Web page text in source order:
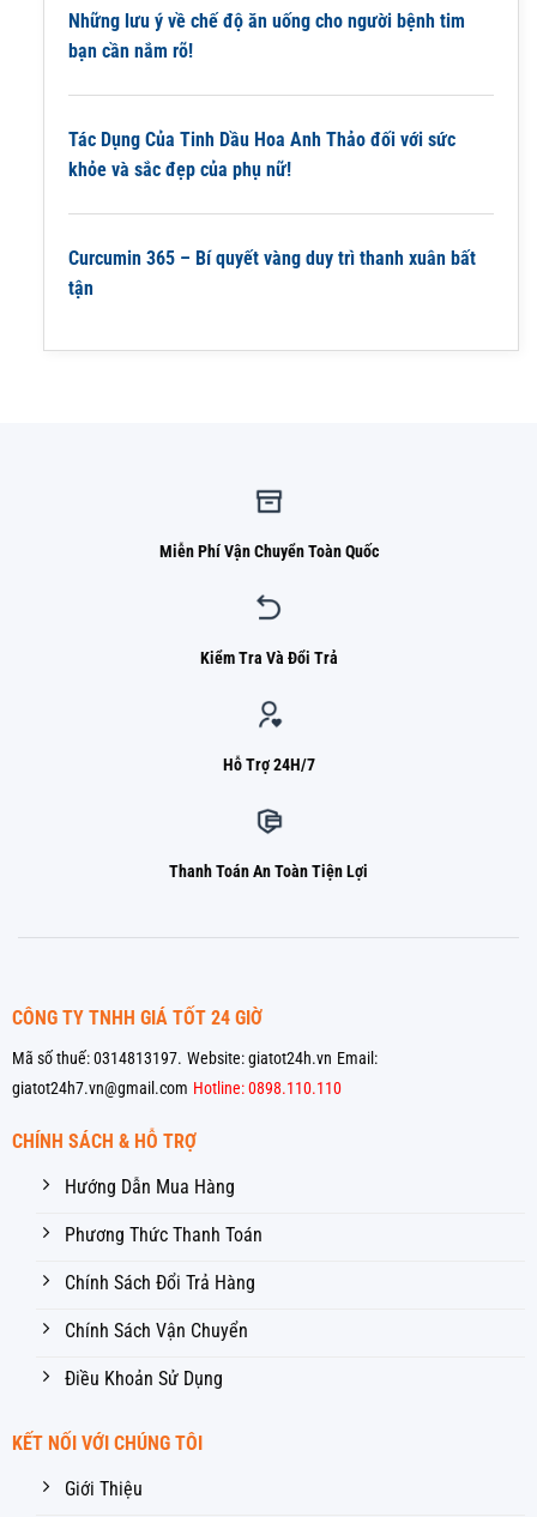
Những lưu ý về chế độ ăn uống cho người bệnh tim
bạn cần nắm rõ!
Tác Dụng Của Tinh Dầu Hoa Anh Thảo đối với sức
khỏe và sắc đẹp của phụ nữ!
Curcumin 365 – Bí quyết vàng duy trì thanh xuân bất
tận
Miễn Phí Vận Chuyển Toàn Quốc
Kiểm Tra Và Đổi Trả
Hỗ Trợ 24H/7
Thanh Toán An Toàn Tiện Lợi
CÔNG TY TNHH GIÁ TỐT 24 GIỜ
Mã số thuế: 0314813197. Website: giatot24h.vn Email:
giatot24h7.vn@gmail.com Hotline: 0898.110.110
CHÍNH SÁCH & HỖ TRỢ
Hướng Dẫn Mua Hàng
Phương Thức Thanh Toán
Chính Sách Đổi Trả Hàng
Chính Sách Vận Chuyển
Điều Khoản Sử Dụng
KẾT NỐI VỚI CHÚNG TÔI
Giới Thiệu